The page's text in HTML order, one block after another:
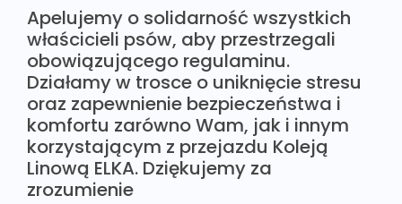
Apelujemy o solidarność wszystkich
właścicieli psów, aby przestrzegali
obowiązującego regulaminu.
Działamy w trosce o uniknięcie stresu
oraz zapewnienie bezpieczeństwa i
komfortu zarówno Wam, jak i innym
korzystającym z przejazdu Koleją
Linową ELKA. Dziękujemy za
zrozumienie